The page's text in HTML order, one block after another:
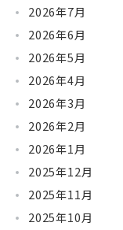
2026年7月
2026年6月
2026年5月
2026年4月
2026年3月
2026年2月
2026年1月
2025年12月
2025年11月
2025年10月